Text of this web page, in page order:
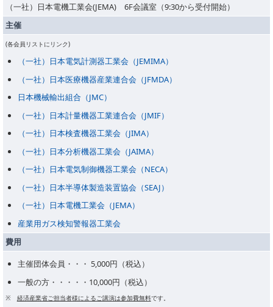
（一社）日本電機工業会(JEMA) 6F会議室（9:30から受付開始）
主催
(各会員リストにリンク)
（一社）日本電気計測器工業会（JEMIMA）
（一社）日本医療機器産業連合会（JFMDA）
日本機械輸出組合（JMC）
（一社）日本計量機器工業連合会（JMIF）
（一社）日本検査機器工業会（JIMA）
（一社）日本分析機器工業会（JAIMA）
（一社）日本電気制御機器工業会（NECA）
（一社）日本半導体製造装置協会（SEAJ）
（一社）日本電機工業会（JEMA）
産業用ガス検知警報器工業会
費用
主催団体会員・・・ 5,000円（税込）
一般の方・・・・・10,000円（税込）
経済産業省ご担当者様によるご講演は参加費無料です。